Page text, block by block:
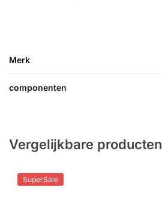
Merk
componenten
Vergelijkbare producten
SuperSale